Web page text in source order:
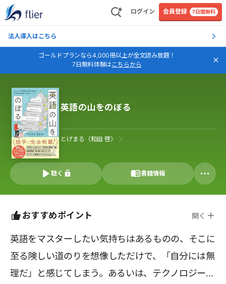
ログイン 会員登録 7日間無料
法人導入はこちら
ゴールドプランなら4,000冊以上が全文読み放題！
7日無料体験はこちらから
英語の山をのぼる
とげまる（和田 啓）
聴く 書籍情報
おすすめポイント 開く
英語をマスターしたい気持ちはあるものの、そこに
至る険しい道のりを想像しただけで、「自分には無
理だ」と感じてしまう。あるいは、テクノロジーの